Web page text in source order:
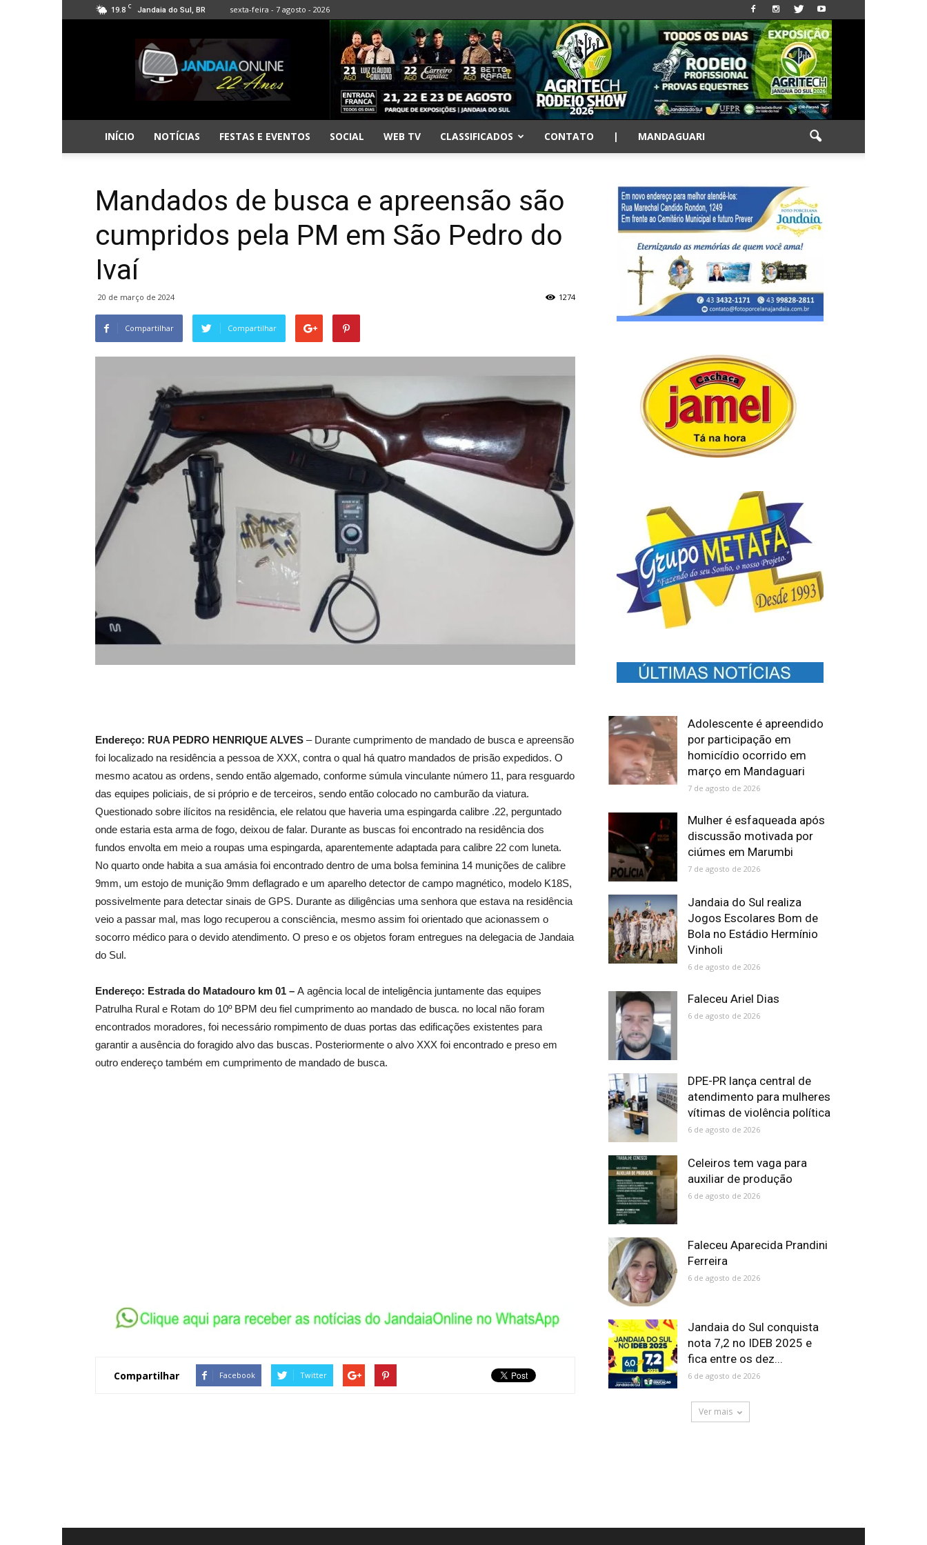
19.8 C Jandaia do Sul, BR sexta-feira - 7 agosto - 2026
Jandaia
Online
INÍCIO NOTÍCIAS FESTAS E EVENTOS SOCIAL WEB TV CLASSIFICADOS CONTATO | MANDAGUARI
Mandados de busca e apreensão são
cumpridos pela PM em São Pedro do
Ivaí
20 de março de 2024 1274
Compartilhar Compartilhar
Endereço: RUA PEDRO HENRIQUE ALVES – Durante cumprimento de mandado de busca e apreensão
foi localizado na residência a pessoa de XXX, contra o qual há quatro mandados de prisão expedidos. O
mesmo acatou as ordens, sendo então algemado, conforme súmula vinculante número 11, para resguardo
das equipes policiais, de si próprio e de terceiros, sendo então colocado no camburão da viatura.
Questionado sobre ilícitos na residência, ele relatou que haveria uma espingarda calibre .22, perguntado
onde estaria esta arma de fogo, deixou de falar. Durante as buscas foi encontrado na residência dos
fundos envolta em meio a roupas uma espingarda, aparentemente adaptada para calibre 22 com luneta.
No quarto onde habita a sua amásia foi encontrado dentro de uma bolsa feminina 14 munições de calibre
9mm, um estojo de munição 9mm deflagrado e um aparelho detector de campo magnético, modelo K18S,
possivelmente para detectar sinais de GPS. Durante as diligências uma senhora que estava na residência
veio a passar mal, mas logo recuperou a consciência, mesmo assim foi orientado que acionassem o
socorro médico para o devido atendimento. O preso e os objetos foram entregues na delegacia de Jandaia
do Sul.
Endereço: Estrada do Matadouro km 01 – A agência local de inteligência juntamente das equipes
Patrulha Rural e Rotam do 10º BPM deu fiel cumprimento ao mandado de busca. no local não foram
encontrados moradores, foi necessário rompimento de duas portas das edificações existentes para
garantir a ausência do foragido alvo das buscas. Posteriormente o alvo XXX foi encontrado e preso em
outro endereço também em cumprimento de mandado de busca.
Compartilhar Facebook Twitter
Adolescente é apreendido
por participação em
homicídio ocorrido em
março em Mandaguari
7 de agosto de 2026
Mulher é esfaqueada após
discussão motivada por
ciúmes em Marumbi
7 de agosto de 2026
Jandaia do Sul realiza
Jogos Escolares Bom de
Bola no Estádio Hermínio
Vinholi
6 de agosto de 2026
Faleceu Ariel Dias
6 de agosto de 2026
DPE-PR lança central de
atendimento para mulheres
vítimas de violência política
6 de agosto de 2026
Celeiros tem vaga para
auxiliar de produção
6 de agosto de 2026
Faleceu Aparecida Prandini
Ferreira
6 de agosto de 2026
Jandaia do Sul conquista
nota 7,2 no IDEB 2025 e
fica entre os dez...
6 de agosto de 2026
Ver mais